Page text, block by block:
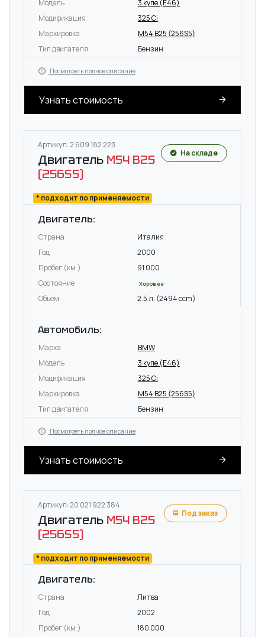
Модель
3 купе (E46)
Модификация
325 Ci
Маркировка
M54 B25 (256S5)
Тип двигателя
Бензин
Посмотреть полное описание
Узнать стоимость
Артикул: 2 609 182 223
Двигатель M54 B25
(256S5)
* подходит по применяемости
На складе
Двигатель:
Страна
Италия
Год
2000
Пробег (км.)
91 000
Состояние
Хорошее
Объём 2.5 л. (2494 ccm)
Автомобиль:
Марка
BMW
Модель
3 купе (E46)
Модификация
325 Ci
Маркировка
M54 B25 (256S5)
Тип двигателя
Бензин
Посмотреть полное описание
Узнать стоимость
Артикул: 20 021 922 384
Двигатель M54 B25
(256S5)
* подходит по применяемости
Под заказ
Двигатель:
Страна
Литва
Год
2002
Пробег (км.)
180 000